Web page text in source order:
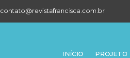
contato@revistafrancisca.com.br
INÍCIO PROJETO